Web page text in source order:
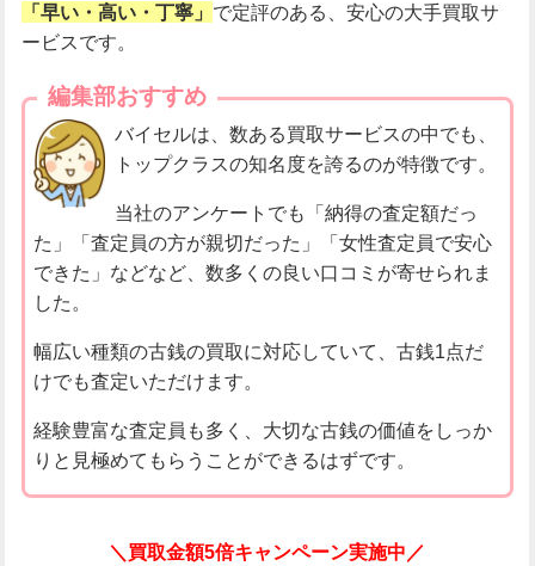
「早い・高い・丁寧」 で定評のある、安心の大手買取サ
ービスです。
編集部おすすめ
バイセルは、数ある買取サービスの中でも、
トップクラスの知名度を誇るのが特徴です。
当社のアンケートでも「納得の査定額だっ
た」「査定員の方が親切だった」「女性査定員で安心
できた」などなど、数多くの良い口コミが寄せられま
した。
幅広い種類の古銭の買取に対応していて、古銭1点だ
けでも査定いただけます。
経験豊富な査定員も多く、大切な古銭の価値をしっか
りと見極めてもらうことができるはずです。
＼買取金額5倍キャンペーン実施中／